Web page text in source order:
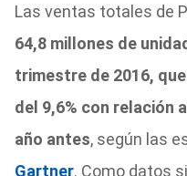
Las ventas totales de
64,8 millones de
trimestre de 2016,
del 9,6% con relación
año antes, según las
Gartner. Como datos